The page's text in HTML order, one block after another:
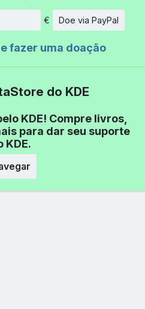
Quantidade
€ Doe via PayPal
fazer uma doação
do KDE
KDE! Compre livros,
para dar seu suporte
KDE.